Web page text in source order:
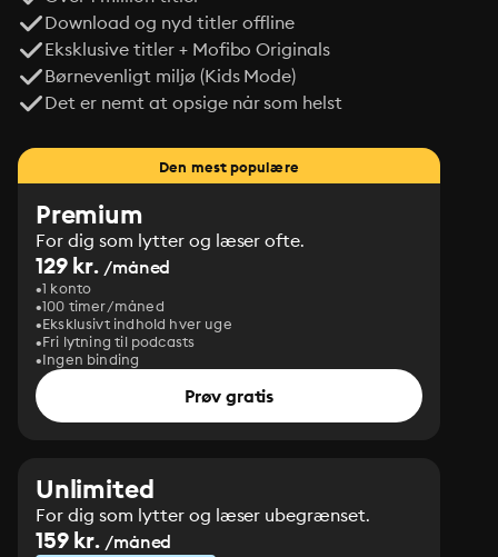
Download og nyd titler offline
Eksklusive titler + Mofibo Originals
Børnevenligt miljø (Kids Mode)
Det er nemt at opsige når som helst
Den mest populære
Premium
For dig som lytter og læser ofte.
129 kr. /måned
1 konto
100 timer/måned
Eksklusivt indhold hver uge
Fri lytning til podcasts
Ingen binding
Prøv gratis
Unlimited
For dig som lytter og læser ubegrænset.
159 kr. /måned